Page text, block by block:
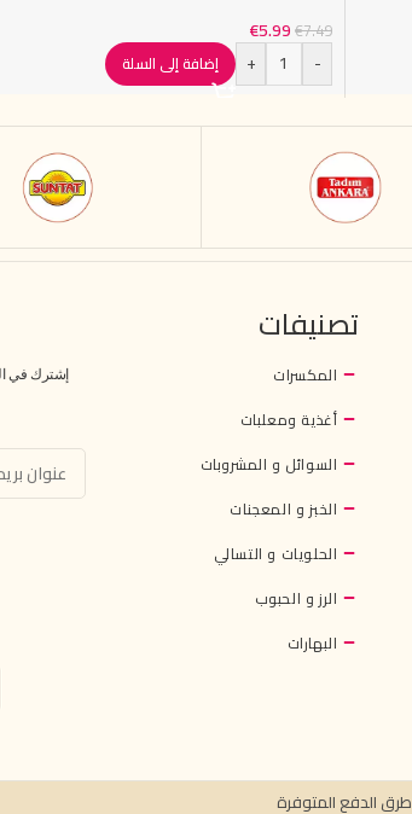
€7.49
€5.99
-
+ إضافة إلى السلة
تصنيفات
المكسرات
أغذية ومعلبات
السوائل و المشروبات
الخبز و المعجنات
الحلويات و التسالي
الرز و الحبوب
البهارات
إشترك في
طرق الدفع المتوفرة